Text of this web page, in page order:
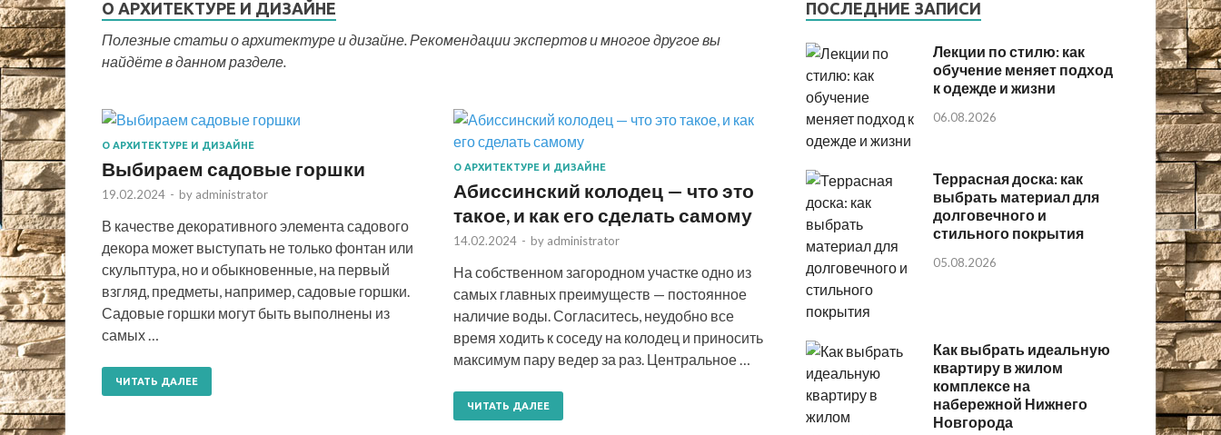
О АРХИТЕКТУРЕ И ДИЗАЙНЕ
Полезные статьи о архитектуре и дизайне. Рекомендации экспертов и многое другое вы
найдёте в данном разделе.
О АРХИТЕКТУРЕ И ДИЗАЙНЕ
Выбираем садовые горшки
19.02.2024 - by administrator
В качестве декоративного элемента садового
декора может выступать не только фонтан или
скульптура, но и обыкновенные, на первый
взгляд, предметы, например, садовые горшки.
Садовые горшки могут быть выполнены из
самых …
ЧИТАТЬ ДАЛЕЕ
О АРХИТЕКТУРЕ И ДИЗАЙНЕ
Абиссинский колодец — что это
такое, и как его сделать самому
14.02.2024 - by administrator
На собственном загородном участке одно из
самых главных преимуществ — постоянное
наличие воды. Согласитесь, неудобно все
время ходить к соседу на колодец и приносить
максимум пару ведер за раз. Центральное …
ЧИТАТЬ ДАЛЕЕ
ПОСЛЕДНИЕ ЗАПИСИ
Лекции по стилю: как
обучение меняет подход
к одежде и жизни
06.08.2026
Террасная доска: как
выбрать материал для
долговечного и
стильного покрытия
05.08.2026
Как выбрать идеальную
квартиру в жилом
комплексе на
набережной Нижнего
Новгорода